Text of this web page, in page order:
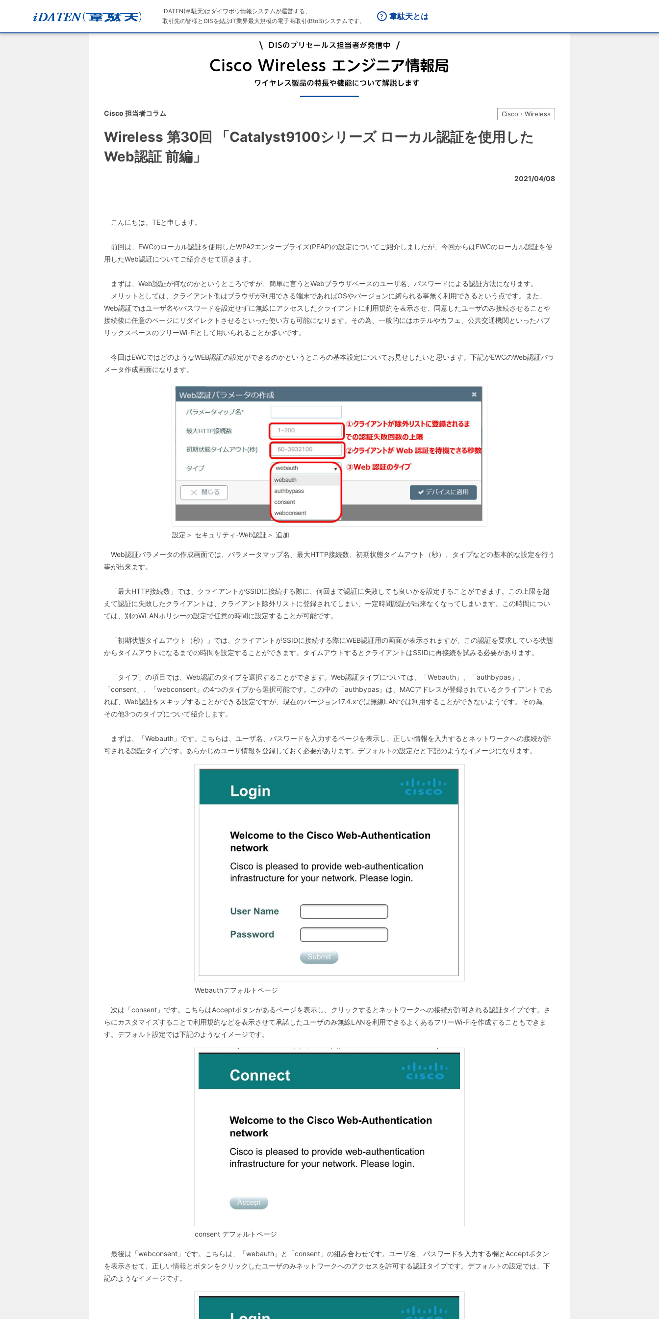
iDATEN(韋駄天)はダイワボウ情報システムが運営する、
取引先の皆様とDISを結ぶIT業界最大規模の電子商取引(BtoB)システムです。
韋駄天とは
Cisco 担当者コラム Cisco・Wireless
Wireless 第30回 「Catalyst9100シリーズ ローカル認証を使用した
Web認証 前編」
2021/04/08
こんにちは。TEと申します。
前回は、EWCのローカル認証を使用したWPA2エンタープライズ(PEAP)の設定についてご紹介しましたが、今回からはEWCのローカル認証を使
用したWeb認証についてご紹介させて頂きます。
まずは、Web認証が何なのかというところですが、簡単に言うとWebブラウザベースのユーザ名、パスワードによる認証方法になります。
メリットとしては、クライアント側はブラウザが利用できる端末であればOSやバージョンに縛られる事無く利用できるという点です。また、
Web認証ではユーザ名やパスワードを設定せずに無線にアクセスしたクライアントに利用規約を表示させ、同意したユーザのみ接続させることや
接続後に任意のページにリダイレクトさせるといった使い方も可能になります。その為、一般的にはホテルやカフェ、公共交通機関といったパブ
リックスペースのフリーWi-Fiとして用いられることが多いです。
今回はEWCではどのようなWEB認証の設定ができるのかというところの基本設定についてお見せしたいと思います。下記がEWCのWeb認証パラ
メータ作成画面になります。
設定＞ セキュリティ-Web認証＞ 追加
Web認証パラメータの作成画面では、パラメータマップ名、最大HTTP接続数、初期状態タイムアウト（秒）、タイプなどの基本的な設定を行う
事が出来ます。
「最大HTTP接続数」では、クライアントがSSIDに接続する際に、何回まで認証に失敗しても良いかを設定することができます。この上限を超
えて認証に失敗したクライアントは、クライアント除外リストに登録されてしまい、一定時間認証が出来なくなってしまいます。この時間につい
ては、別のWLANポリシーの設定で任意の時間に設定することが可能です。
「初期状態タイムアウト（秒）」では、クライアントがSSIDに接続する際にWEB認証用の画面が表示されますが、この認証を要求している状態
からタイムアウトになるまでの時間を設定することができます。タイムアウトするとクライアントはSSIDに再接続を試みる必要があります。
「タイプ」の項目では、Web認証のタイプを選択することができます。Web認証タイプについては、「Webauth」、「authbypas」、
「consent」、「webconsent」の4つのタイプから選択可能です。この中の「authbypas」は、MACアドレスが登録されているクライアントであ
れば、Web認証をスキップすることができる設定ですが、現在のバージョン17.4.xでは無線LANでは利用することができないようです。その為、
その他3つのタイプについて紹介します。
まずは、「Webauth」です。こちらは、ユーザ名、パスワードを入力するページを表示し、正しい情報を入力するとネットワークへの接続が許
可される認証タイプです。あらかじめユーザ情報を登録しておく必要があります。デフォルトの設定だと下記のようなイメージになります。
Webauthデフォルトページ
次は「consent」です。こちらはAcceptボタンがあるページを表示し、クリックするとネットワークへの接続が許可される認証タイプです。さ
らにカスタマイズすることで利用規約などを表示させて承諾したユーザのみ無線LANを利用できるよくあるフリーWi-Fiを作成することもできま
す。デフォルト設定では下記のようなイメージです。
consent デフォルトページ
最後は「webconsent」です。こちらは、「webauth」と「consent」の組み合わせです。ユーザ名、パスワードを入力する欄とAcceptボタン
を表示させて、正しい情報とボタンをクリックしたユーザのみネットワークへのアクセスを許可する認証タイプです。デフォルトの設定では、下
記のようなイメージです。